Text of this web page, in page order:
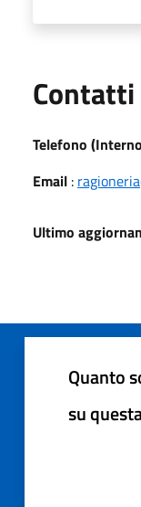
Contatti
Telefono
Email :
Ultimo
Quanto
su